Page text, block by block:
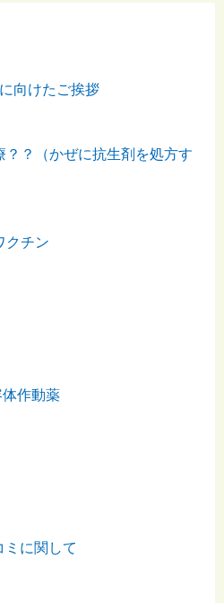
向けたご挨拶
？？（かぜに抗生剤を処方す
クチン
体作動薬
ミに関して